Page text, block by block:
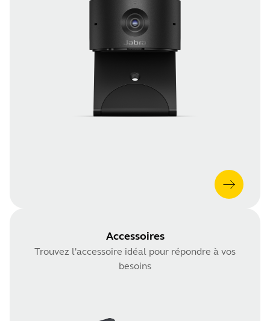
Accessoires
Trouvez l'accessoire idéal pour répondre à vos
besoins